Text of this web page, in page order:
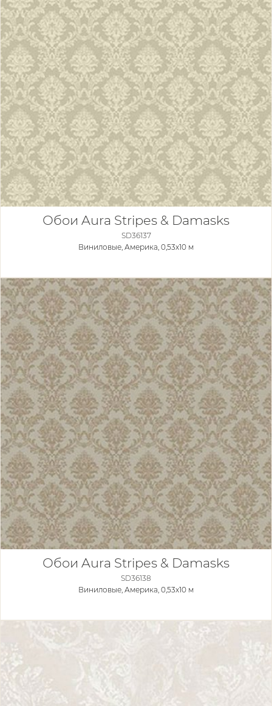
Обои Aura Stripes & Damasks
SD36137
Виниловые, Америка, 0,53x10 м
Обои Aura Stripes & Damasks
SD36138
Виниловые, Америка, 0,53x10 м